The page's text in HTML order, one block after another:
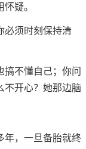
疑。
必须时刻保持清
搞不懂自己；你问
不开心？她那边脑
年，一旦备胎就终